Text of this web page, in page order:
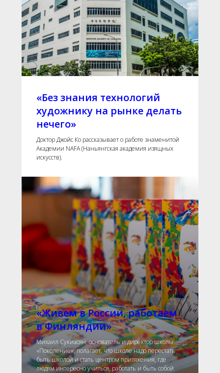
«Без знания технологий
художнику на рынке делать
нечего»
Доктор Джойс Ко рассказывает о работе знаменитой
Академии NAFA (Наньянгская академия изящных
искусств).
«Живем в России, работаем
в Финляндии»
Михаил Сукиасян, основатель и директор школы
«Поколение», полагает, что школе надо перестать
быть школой и стать центром притяжения, где
людям интересно учиться, работать и быть собой